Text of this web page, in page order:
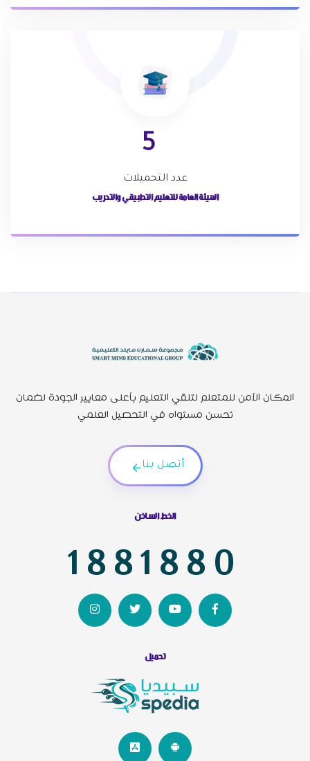
5
عدد التحميلات
الهيئة العامة للتعليم التطبيقي والتدريب
المكان الآمن للمتعلم لتلقي التعليم بأعلى معايير الجودة لضمان
تحسن مستواه في التحصيل العلمي
أتصل بنا
الخط الساخن
1881880
تحميل